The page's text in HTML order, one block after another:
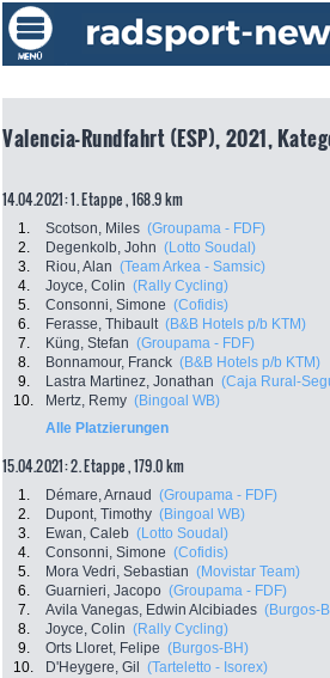
Valencia-Rundfahrt (ESP), 2021,
14.04.2021: 1. Etappe , 168.9 km
1. Scotson, Miles (Groupama - FDF)
2.
Degenkolb, John (Lotto Soudal)
3.
Riou, Alan (Team Arkea - Samsic)
4.
Joyce, Colin (Rally Cycling)
5.
Consonni, Simone (Cofidis)
6.
Ferasse, Thibault (B&B Hotels p/b KTM)
7.
Küng, Stefan (Groupama - FDF)
8.
Bonnamour, Franck (B&B Hotels p/b KTM)
9.
Lastra Martinez, Jonathan (Caja Rural-
10.
Mertz, Remy (Bingoal WB)
Alle Platzierungen
15.04.2021: 2. Etappe , 179.0 km
1. Démare, Arnaud (Groupama - FDF)
2.
Dupont, Timothy (Bingoal WB)
3.
Ewan, Caleb (Lotto Soudal)
4.
Consonni, Simone (Cofidis)
5.
Mora Vedri, Sebastian (Movistar Team)
6.
Guarnieri, Jacopo (Groupama - FDF)
7.
Avila Vanegas, Edwin Alcibiades (Burgos-
8.
Joyce, Colin (Rally Cycling)
9.
Orts Lloret, Felipe (Burgos-BH)
10.
D'Heygere, Gil (Tarteletto - Isorex)